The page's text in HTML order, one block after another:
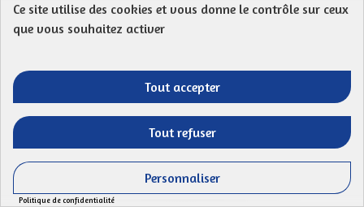
CRÉÉ LE
VOIR LA PROPOSITION
Tarification sociale et plafonnement des
tarifs de cantine
Ce site utilise des cookies et vous donne le contrôle sur ceux
que vous souhaitez activer
Tout accepter
Tout refuser
Personnaliser
Politique de confidentialité